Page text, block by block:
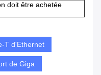
doit être achetée
T d'Ethernet
de Giga